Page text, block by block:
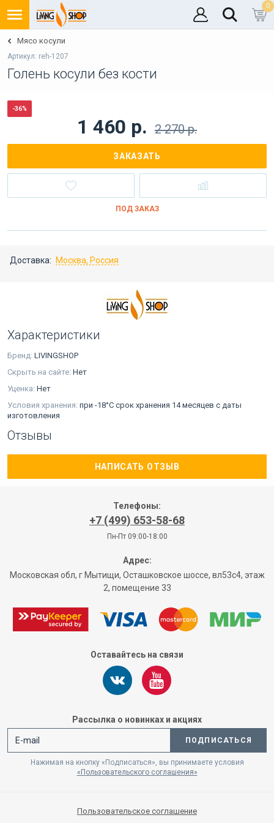
0
Мясо косули
Артикул: reh-1207
Голень косули без кости
-36%
1 460 р. 2 270 р.
ЗАКАЗАТЬ
ПОД ЗАКАЗ
Доставка: Москва, Россия
Характеристики
Бренд: LIVINGSHOP
Скрыть на сайте: Нет
Уценка: Нет
Условия хранения: при -18°С срок хранения 14 месяцев с даты
изготовления
Отзывы
НАПИСАТЬ ОТЗЫВ
Телефоны:
+7 (499) 653-58-68
Пн-Пт 09:00-18:00
Адрес:
Московская обл, г Мытищи, Осташковское шоссе, вл53с4, этаж
2, помещение 33
Оставайтесь на связи
Рассылка о новинках и акциях
ПОДПИСАТЬСЯ
Нажимая на кнопку «Подписаться», вы принимаете условия
«Пользовательского соглашения»
Пользовательское соглашение